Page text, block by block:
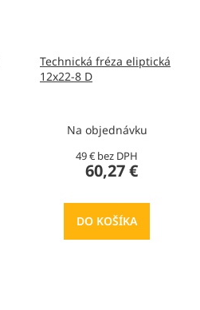
Technická fréza eliptická
12x22-8 D
Na objednávku
49 € bez DPH
60,27 €
DO KOŠÍKA